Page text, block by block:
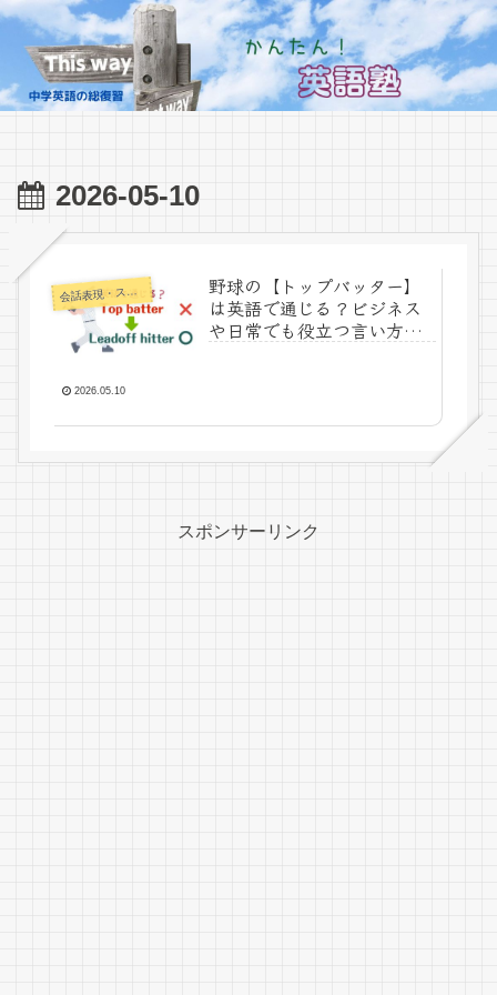
2026-05-10
会話表現・スラング・ことわざ
野球の【トップバッター】
は英語で通じる？ビジネス
や日常でも役立つ言い方を
2026.05.10
スポンサーリンク